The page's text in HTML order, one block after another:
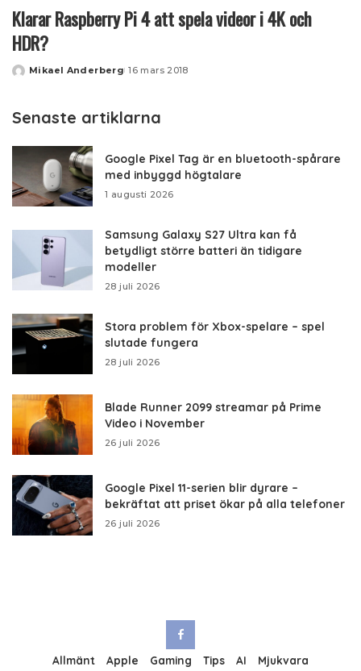
Klarar Raspberry Pi 4 att spela videor i 4K och
HDR?
Posted
Mikael Anderberg 16 mars 2018
Senaste artiklarna
Google Pixel Tag är en bluetooth-spårare
med inbyggd högtalare
1 augusti 2026
Samsung Galaxy S27 Ultra kan få
betydligt större batteri än tidigare
modeller
28 juli 2026
Stora problem för Xbox-spelare – spel
slutade fungera
28 juli 2026
Blade Runner 2099 streamar på Prime
Video i November
26 juli 2026
Google Pixel 11-serien blir dyrare –
bekräftat att priset ökar på alla telefoner
26 juli 2026
Allmänt Apple Gaming Tips AI Mjukvara